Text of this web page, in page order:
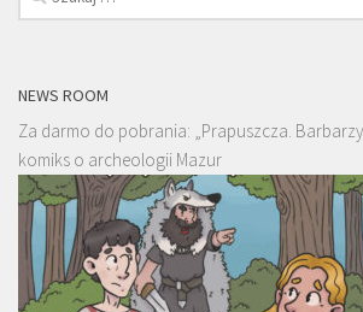
NEWS ROOM
Za darmo do pobrania: „Prapuszcza.
komiks o archeologii Mazur